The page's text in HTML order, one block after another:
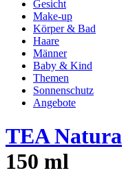
Gesicht
Make-up
Körper & Bad
Haare
Männer
Baby & Kind
Themen
Sonnenschutz
Angebote
TEA Natura
150 ml